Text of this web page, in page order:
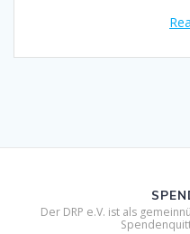
Der DRP e.V. ist als